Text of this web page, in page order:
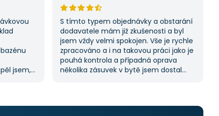
jsem,
byl velmi
S tímto typem objednávky a obstarání
dodavatele mám již zkušenosti a byl
jsem vždy velmi spokojen. Vše je rychle
zpracováno a i na takovou práci jako je
pouhá kontrola a případná oprava
několika zásuvek v bytě jsem dostal
potřebovat, jistě se obrátím na stejnou